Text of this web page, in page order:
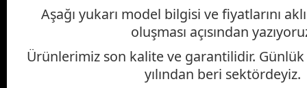
Aşağı yukarı model bilgisi ve fiyatlarını
oluşması açısından
Ürünlerimiz son kalite ve garantilidir.
yılından beri sektördeyiz.